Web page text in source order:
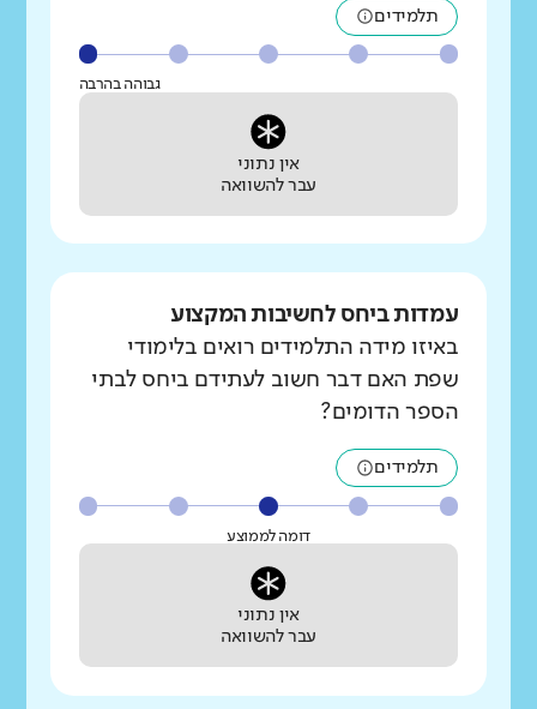
תלמידים
גבוהה בהרבה
אין נתוני
עבר להשוואה
עמדות ביחס לחשיבות המקצוע
באיזו מידה התלמידים רואים בלימודי
שפת האם דבר חשוב לעתידם ביחס לבתי
הספר הדומים?
תלמידים
דומה לממוצע
אין נתוני
עבר להשוואה